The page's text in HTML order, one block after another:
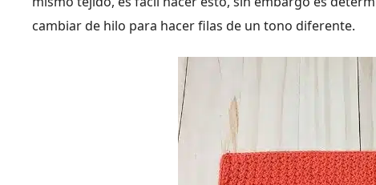
cambiar de hilo para hacer filas de un tono diferente.